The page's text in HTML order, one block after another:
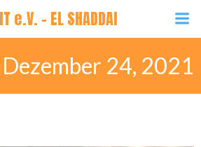
Inhalt
springen
e.V. - EL SHADDAI
24, 2021